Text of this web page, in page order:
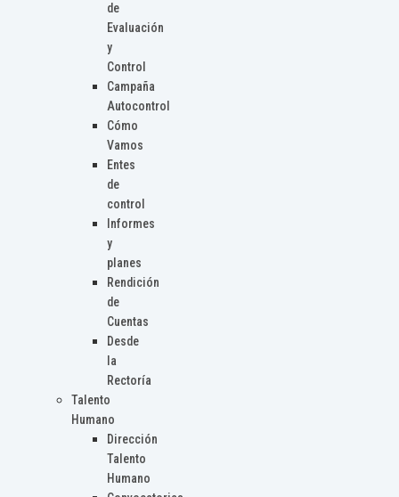
de
Evaluación
y
Control
Campaña
Autocontrol
Cómo
Vamos
Entes
de
control
Informes
y
planes
Rendición
de
Cuentas
Desde
la
Rectoría
Talento
Humano
Dirección
Talento
Humano